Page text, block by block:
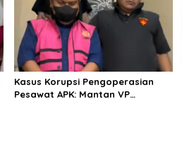
Kasus Korupsi Pengoperasian
Pesawat APK: Mantan VP